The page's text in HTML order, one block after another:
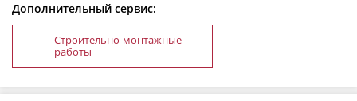
Дополнительный сервис:
Строительно-монтажные
работы